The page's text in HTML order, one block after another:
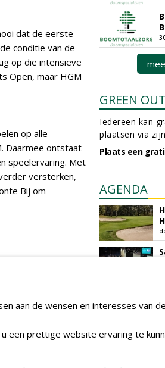
dat de eerste
conditie van de
op die intensieve
Open, maar HGM
op alle
Daarmee ontstaat
speelervaring. Met
versterken,
Bij om
GREEN
Iedereen kan
plaatsen via
Plaats een
AGENDA
aan de wensen en interesses van de
een prettige website ervaring te